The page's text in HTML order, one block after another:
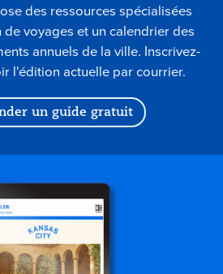
des ressources spécialisées
voyages et un calendrier des
annuels de la ville. Inscrivez-
l'édition actuelle par courrier.
un guide gratuit